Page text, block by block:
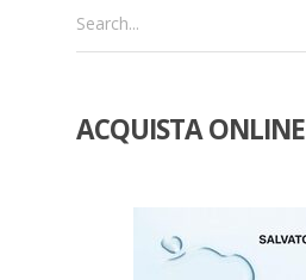
Search...
ACQUISTA ONLINE